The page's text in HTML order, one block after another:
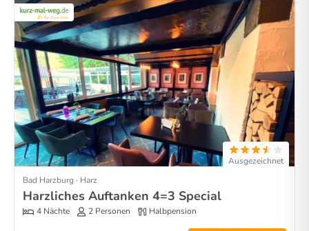
Ausgezeichnet
Bad Harzburg · Harz
Harzliches Auftanken 4=3 Special
4 Nächte 2 Personen Halbpension